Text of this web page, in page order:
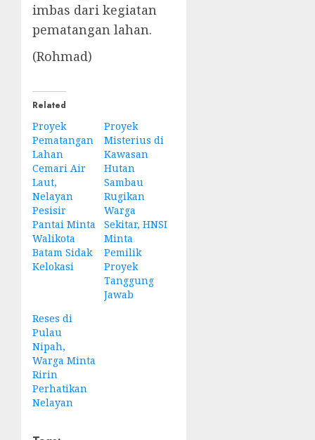
imbas dari kegiatan
pematangan lahan.
(Rohmad)
Related
Proyek
Pematangan
Lahan
Cemari Air
Laut,
Nelayan
Pesisir
Pantai Minta
Walikota
Batam Sidak
Kelokasi
Proyek
Misterius di
Kawasan
Hutan
Sambau
Rugikan
Warga
Sekitar, HNSI
Minta
Pemilik
Proyek
Tanggung
Jawab
Reses di
Pulau
Nipah,
Warga Minta
Ririn
Perhatikan
Nelayan